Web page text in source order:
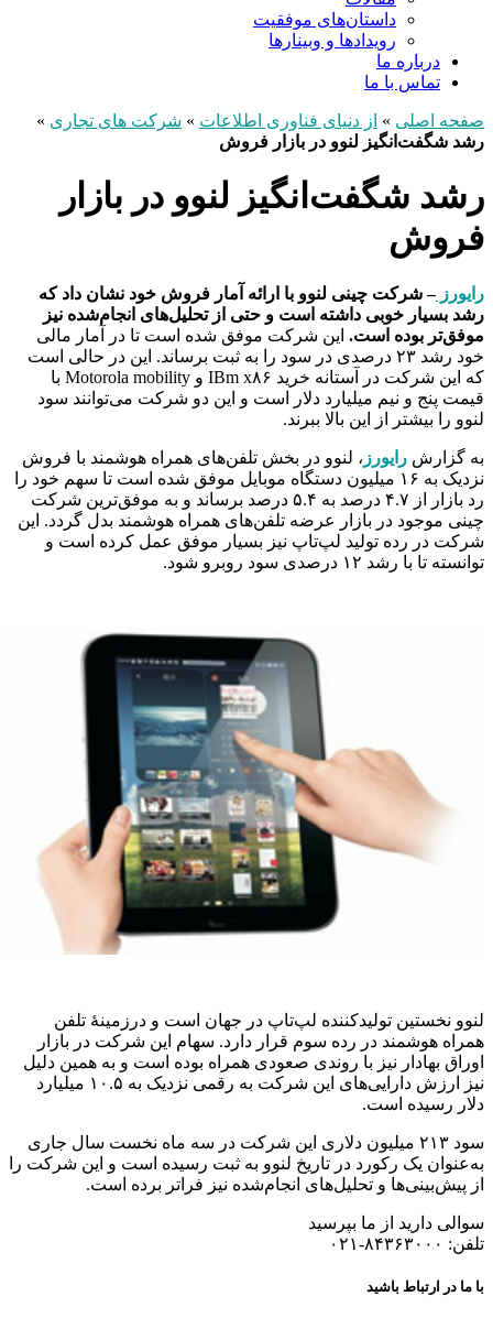
داستان‌های موفقیت
رویدادها و وبینارها
درباره ما
تماس با ما
صفحه اصلی » از دنیای فناوری اطلاعات » شرکت های تجاری »
رشد شگفت‌انگیز لنوو در بازار فروش
رشد شگفت‌انگیز لنوو در بازار
فروش
رایورز– شرکت چینی لنوو با ارائه آمار فروش خود نشان داد که
رشد بسیار خوبی داشته است و حتی از تحلیل‌های انجام‌شده نیز
موفق‌تر بوده است. این شرکت موفق شده است تا در آمار مالی
خود رشد ۲۳ درصدی در سود را به ثبت برساند. این در حالی است
که این شرکت در آستانه خرید IBm x۸۶ و Motorola mobility با
قیمت پنج و نیم میلیارد دلار است و این دو شرکت می‌توانند سود
لنوو را بیشتر از این بالا ببرند.
به گزارش رایورز ، لنوو در بخش تلفن‌های همراه هوشمند با فروش
نزدیک به ۱۶ میلیون دستگاه موبایل موفق شده است تا سهم خود را
رد بازار از ۴.۷ درصد به ۵.۴ درصد برساند و به موفق‌ترین شرکت
چینی موجود در بازار عرضه تلفن‌های همراه هوشمند بدل گردد. این
شرکت در رده تولید لپ‌تاپ نیز بسیار موفق عمل کرده است و
توانسته تا با رشد ۱۲ درصدی سود روبرو شود.
لنوو نخستین تولیدکننده لپ‌تاپ در جهان است و درزمینهٔ تلفن
همراه هوشمند در رده سوم قرار دارد. سهام این شرکت در بازار
اوراق بهادار نیز با روندی صعودی همراه بوده است و به همین دلیل
نیز ارزش دارایی‌های این شرکت به رقمی نزدیک به ۱۰.۵ میلیارد
دلار رسیده است.
سود ۲۱۳ میلیون دلاری این شرکت در سه ماه نخست سال جاری
به‌عنوان یک رکورد در تاریخ لنوو به ثبت رسیده است و این شرکت را
از پیش‌بینی‌ها و تحلیل‌های انجام‌شده نیز فراتر برده است.
سوالی دارید از ما بپرسید
تلفن: ۸۴۳۶۳۰۰۰-۰۲۱
با ما در ارتباط باشید